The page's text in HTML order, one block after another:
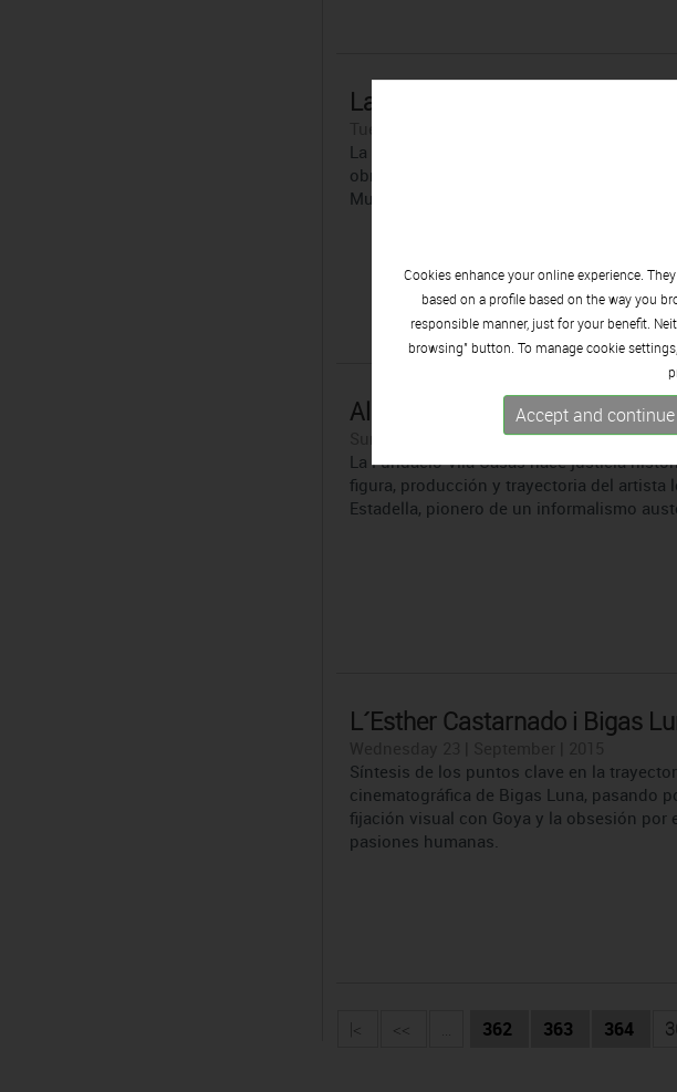
La natura, un camp de treball
La revista se hace eco de la singular
obras plásticas del cineasta Bigas Luna,
Museo Can Framis de Pintura
Albert Coma Estadella
Sunday 27 | September | 2015
La Fundació Vila Casas hace justicia
figura, producción y trayectoria del artista
Estadella, pionero de un informalismo
L´Esther Castarnado i Bigas
Síntesis de los puntos clave en la
cinematográfica de Bigas Luna, pasando
fijación visual con Goya y la obsesión por
pasiones humanas.
|< << ... 362 363 364
Cookies enhance your online experience.
based on a profile based on the way you
responsible manner, just for your benefit.
browsing" button. To manage cookie
Accept and